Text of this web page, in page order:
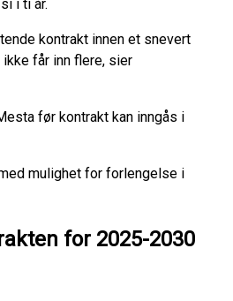
i ti år.
kontrakt innen et snevert
får inn flere, sier
før kontrakt kan inngås i
mulighet for forlengelse i
for 2025-2030